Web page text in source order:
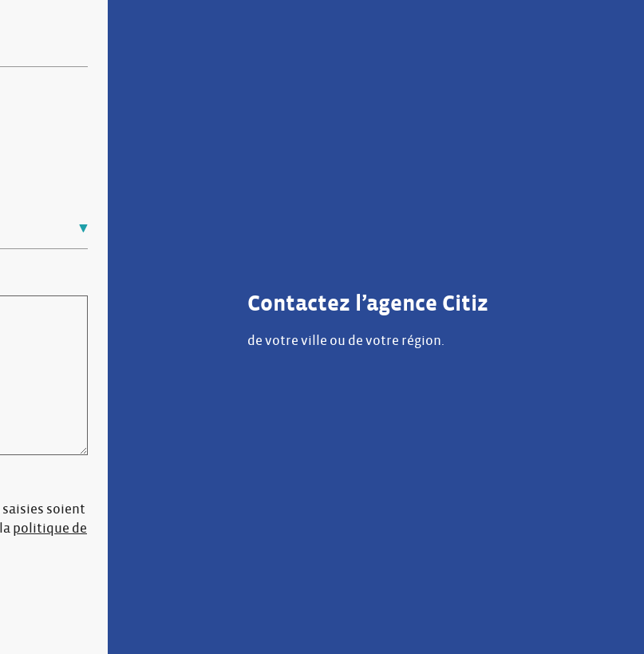
soient
politique de
Contactez l’agence Citiz
de votre ville ou de votre région.